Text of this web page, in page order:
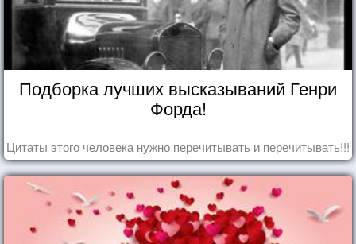
Подборка лучших высказываний Генри
Форда!
Цитаты этого человека нужно перечитывать и перечитывать!!!